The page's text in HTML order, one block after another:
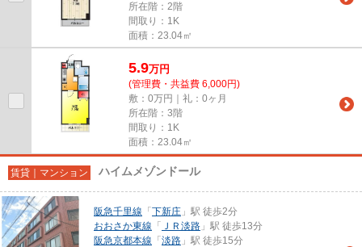
所在階：2階
間取り：1K
面積：23.04㎡
5.9万円
(管理費・共益費 6,000円)
敷：0万円｜礼：0ヶ月
所在階：3階
間取り：1K
面積：23.04㎡
賃貸｜マンション ハイムメゾンドール
阪急千里線 「 下新庄 」駅 徒歩2分
おおさか東線 「 ＪＲ淡路 」駅 徒歩13分
阪急京都本線 「 淡路 」駅 徒歩15分